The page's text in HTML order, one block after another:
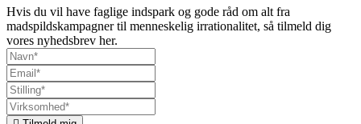
Hvis du vil have faglige indspark og gode råd om alt fra
madspildskampagner til menneskelig irrationalitet, så tilmeld dig
vores nyhedsbrev her.